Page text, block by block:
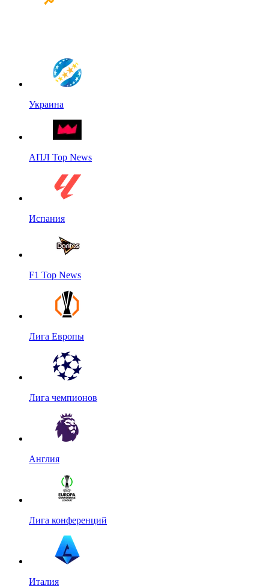
Украина
АПЛ Top News
Испания
F1 Top News
Лига Европы
Лига чемпионов
Англия
Лига конференций
Италия